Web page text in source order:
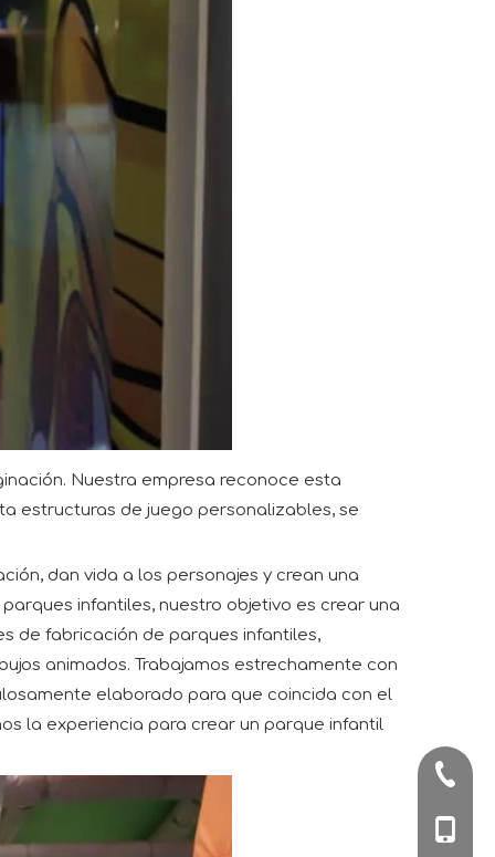
Nuestra empresa reconoce esta
estructuras de juego personalizables, se
dan vida a los personajes y crean una
infantiles, nuestro objetivo es crear una
de fabricación de parques infantiles,
animados. Trabajamos estrechamente con
elaborado para que coincida con el
la experiencia para crear un parque infantil
+86-